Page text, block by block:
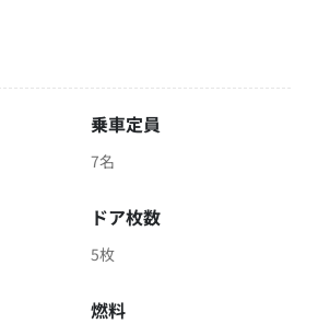
乗車定員
7名
ドア枚数
5枚
燃料